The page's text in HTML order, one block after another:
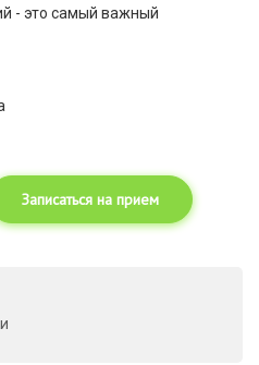
- это самый важный
Записаться на прием